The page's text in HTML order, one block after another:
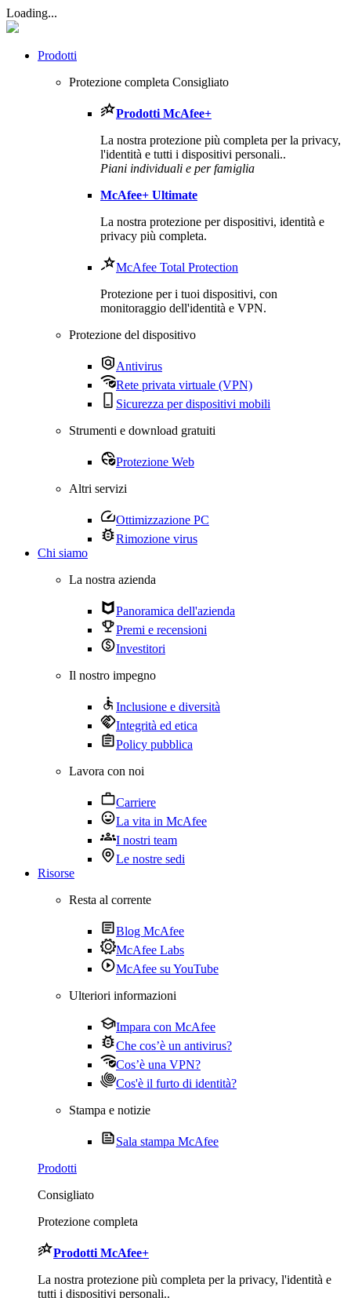
Loading...
Prodotti
Protezione completa Consigliato
Prodotti McAfee+
La nostra protezione più completa per la privacy,
l'identità e tutti i dispositivi personali..​
Piani individuali e per famiglia
McAfee+ Ultimate
La nostra protezione per dispositivi, identità e
privacy più completa.
McAfee Total Protection
Protezione per i tuoi dispositivi, con
monitoraggio dell'identità e VPN.
Protezione del dispositivo
Antivirus
Rete privata virtuale (VPN)
Sicurezza per dispositivi mobili
Strumenti e download gratuiti
Protezione Web
Altri servizi
Ottimizzazione PC
Rimozione virus
Chi siamo
La nostra azienda
Panoramica dell'azienda
Premi e recensioni
Investitori
Il nostro impegno
Inclusione e diversità
Integrità ed etica
Policy pubblica
Lavora con noi
Carriere
La vita in McAfee
I nostri team
Le nostre sedi
Risorse
Resta al corrente
Blog McAfee
McAfee Labs
McAfee su YouTube
Ulteriori informazioni
Impara con McAfee
Che cos’è un antivirus?
Cos’è una VPN?
Cos'è il furto di identità?
Stampa e notizie
Sala stampa McAfee
Prodotti
Consigliato
Protezione completa
Prodotti McAfee+
La nostra protezione più completa per la privacy, l'identità e
tutti i dispositivi personali..​